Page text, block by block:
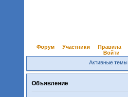
Форум Участники Правила
Войти
Активные темы
Объявление